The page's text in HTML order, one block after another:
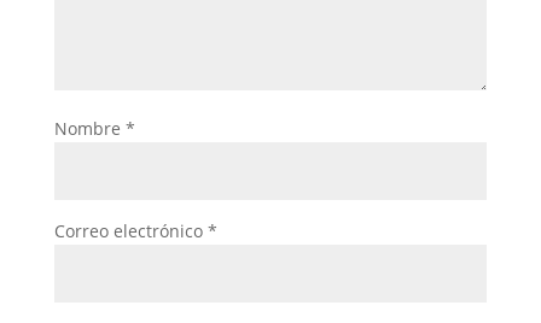
Nombre *
Correo electrónico *